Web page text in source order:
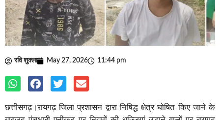
रवि शुक्ला May 27, 2026 11:44 pm
छत्तीसगढ़।रायगढ़ जिला प्रशासन द्वारा निषिद्ध क्षेत्र घोषित किए जाने के